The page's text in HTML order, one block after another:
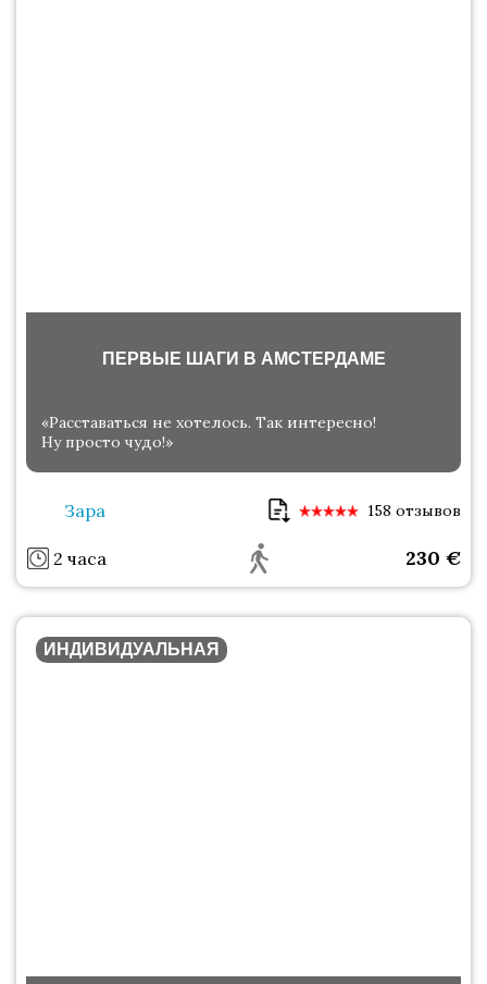
ПЕРВЫЕ ШАГИ В АМСТЕРДАМЕ
«Расставаться не хотелось. Так интересно!
Ну просто чудо!»
Зара 158 отзывов
2 часа 230 €
ИНДИВИДУАЛЬНАЯ